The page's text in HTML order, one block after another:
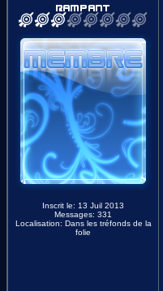
Inscrit le: 13 Juil 2013
Messages: 331
Localisation: Dans les tréfonds de la
folie